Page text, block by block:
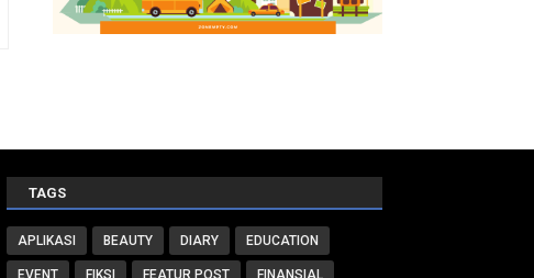
TAGS
APLIKASI BEAUTY DIARY EDUCATION
EVENT FIKSI FEATUR POST FINANSIAL